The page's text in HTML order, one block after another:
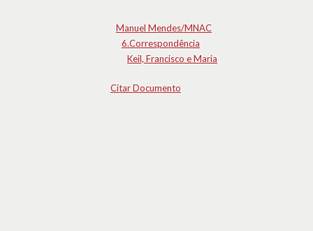
Manuel Mendes/MNAC
6.Correspondência
Keil, Francisco e Maria
Citar Documento